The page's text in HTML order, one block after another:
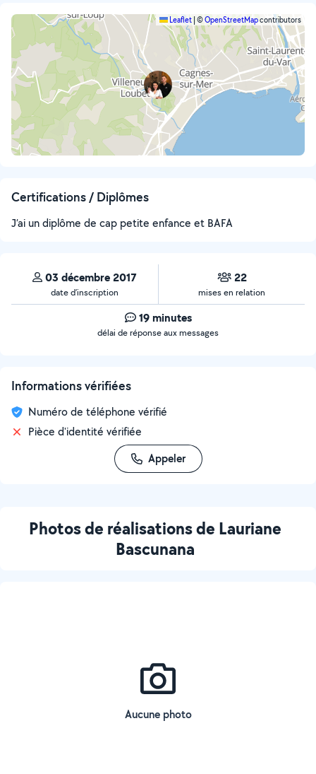
Leaflet ©OpenStreetMapcontributors
Certifications / Diplômes
J’ai un diplôme de cap petite enfance et BAFA
03 décembre 2017
date d’inscription
22
mises en relation
19 minutes
délai de réponse aux messages
Informations vérifiées
Numéro de téléphone vérifié
Pièce d'identité vérifiée
Appeler
Photos de réalisations de Lauriane
Bascunana
Aucune photo